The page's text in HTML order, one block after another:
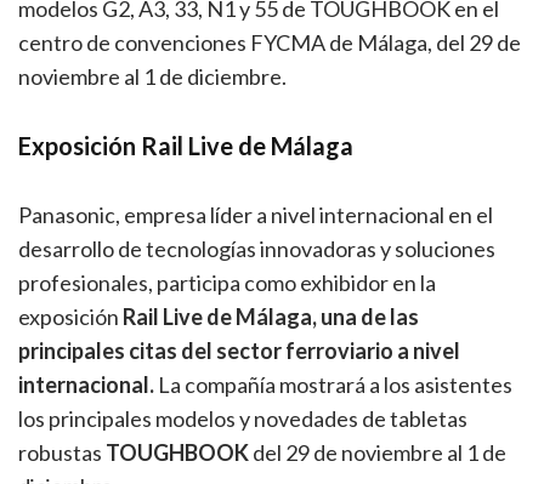
modelos G2, A3, 33, N1 y 55 de TOUGHBOOK en el
centro de convenciones FYCMA de Málaga, del 29 de
noviembre al 1 de diciembre.
Exposición Rail Live de Málaga
Panasonic, empresa líder a nivel internacional en el
desarrollo de tecnologías innovadoras y soluciones
profesionales, participa como exhibidor en la
exposición Rail Live de Málaga, una de las
principales citas del sector ferroviario a nivel
internacional. La compañía mostrará a los asistentes
los principales modelos y novedades de tabletas
robustas TOUGHBOOKdel 29 de noviembre al 1 de